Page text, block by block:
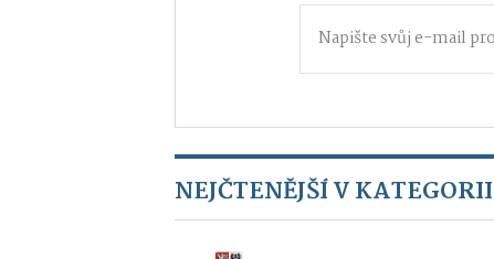
NEJČTENĚJŠÍ V KATEGORII